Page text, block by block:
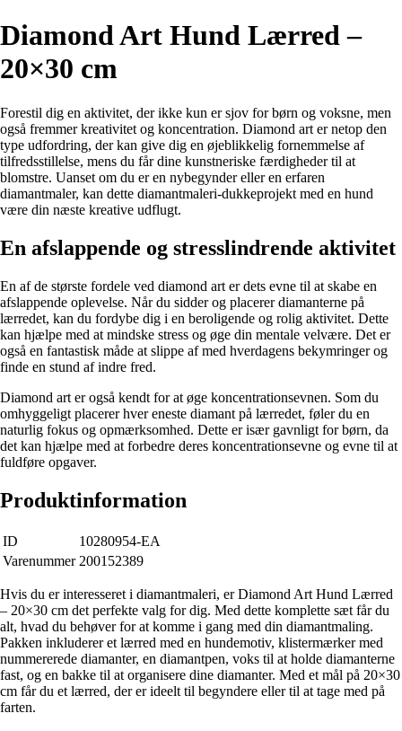
Diamond Art Hund Lærred –
20×30 cm
Forestil dig en aktivitet, der ikke kun er sjov for børn og voksne, men
også fremmer kreativitet og koncentration. Diamond art er netop den
type udfordring, der kan give dig en øjeblikkelig fornemmelse af
tilfredsstillelse, mens du får dine kunstneriske færdigheder til at
blomstre. Uanset om du er en nybegynder eller en erfaren
diamantmaler, kan dette diamantmaleri-dukkeprojekt med en hund
være din næste kreative udflugt.
En afslappende og stresslindrende aktivitet
En af de største fordele ved diamond art er dets evne til at skabe en
afslappende oplevelse. Når du sidder og placerer diamanterne på
lærredet, kan du fordybe dig i en beroligende og rolig aktivitet. Dette
kan hjælpe med at mindske stress og øge din mentale velvære. Det er
også en fantastisk måde at slippe af med hverdagens bekymringer og
finde en stund af indre fred.
Diamond art er også kendt for at øge koncentrationsevnen. Som du
omhyggeligt placerer hver eneste diamant på lærredet, føler du en
naturlig fokus og opmærksomhed. Dette er især gavnligt for børn, da
det kan hjælpe med at forbedre deres koncentrationsevne og evne til at
fuldføre opgaver.
Produktinformation
ID
10280954-EA
Varenummer 200152389
Hvis du er interesseret i diamantmaleri, er Diamond Art Hund Lærred
– 20×30 cm det perfekte valg for dig. Med dette komplette sæt får du
alt, hvad du behøver for at komme i gang med din diamantmaling.
Pakken inkluderer et lærred med en hundemotiv, klistermærker med
nummererede diamanter, en diamantpen, voks til at holde diamanterne
fast, og en bakke til at organisere dine diamanter. Med et mål på 20×30
cm får du et lærred, der er ideelt til begyndere eller til at tage med på
farten.